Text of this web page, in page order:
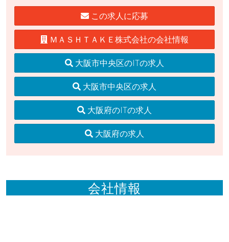
この求人に応募
ＭＡＳＨＴＡＫＥ株式会社の会社情報
大阪市中央区のITの求人
大阪市中央区の求人
大阪府のITの求人
大阪府の求人
会社情報